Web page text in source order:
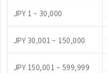
JPY 1 ~ 30,000
JPY 30,001 ~ 150,000
JPY 150,001 ~ 599,999